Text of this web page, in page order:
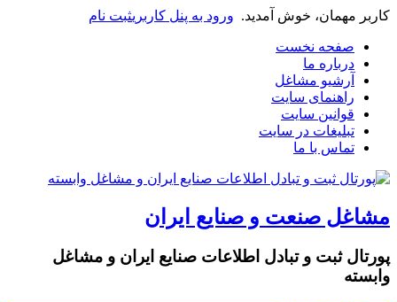
کاربر مهمان، خوش آمدید. ورود به پنل کاربریثبت نام
صفحه نخست
درباره ما
آرشیو مشاغل
راهنمای سایت
قوانین سایت
تبلیغات در سایت
تماس با ما
مشاغل صنعت و صنایع ایران
پورتال ثبت و تبادل اطلاعات صنایع ایران و مشاغل
وابسته